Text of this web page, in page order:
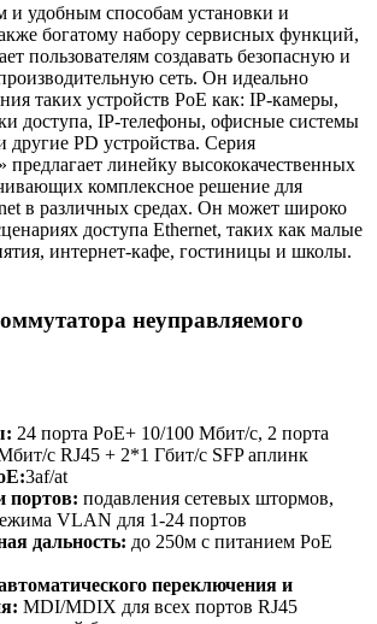
и удобным способам установки и
богатому набору сервисных функций,
пользователям создавать безопасную и
сеть. Он идеально
таких устройств PoE как: IP-камеры,
доступа, IP-телефоны, офисные системы
другие PD устройства. Серия
предлагает линейку высококачественных
комплексное решение для
в различных средах. Он может широко
доступа Ethernet, таких как малые
интернет-кафе, гостиницы и школы.
неуправляемого
24 порта PoE+ 10/100 Мбит/с, 2 порта
с RJ45 + 2*1 Гбит/с SFP аплинк
3af/at
портов: подавления сетевых штормов,
VLAN для 1-24 портов
дальность: до 250м с питанием PoE
переключения и
MDI/MDIX для всех портов RJ45